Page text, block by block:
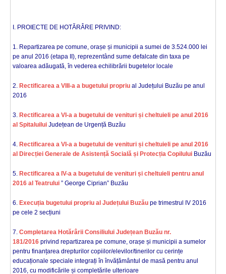
I. PROIECTE DE HOTĂRÂRE PRIVIND:
1. Repartizarea pe comune, orașe și municipii a sumei de 3.524.000 lei
pe anul 2016 (etapa II), reprezentând sume defalcate din taxa pe
valoarea adăugată, în vederea echilibrării bugetelor locale
2. Rectificarea a VIII-a a bugetului propriu al Județului Buzău pe anul
2016
3. Rectificarea a VI-a a bugetului de venituri și cheltuieli pe anul 2016
al Spitaluilui Județean de Urgență Buzău
4. Rectificarea a VI-a a bugetului de venituri și cheltuieli pe anul 2016
al Direcției Generale de Asistență Socială și Protecția Copilului Buzău
5. Rectificarea a IV-a a bugetului de venituri și cheltuieli pentru anul
2016 al Teatrului ” George Ciprian” Buzău
6. Execuția bugetului propriu al Județului Buzău pe trimestrul IV 2016
pe cele 2 secțiuni
7. Completarea Hotărârii Consiliului Județean Buzău nr.
181/2016 privind repartizarea pe comune, orașe și municipii a sumelor
pentru finanțarea drepturilor copiilor/elevilor/tinerilor cu cerințe
educaționale speciale integrați în învățământul de masă pentru anul
2016, cu modificările și completările ulterioare